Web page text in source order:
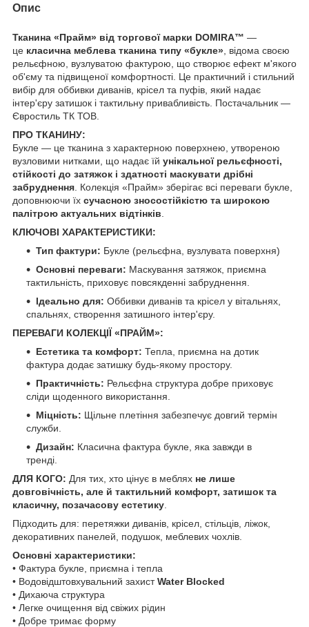
Опис
Тканина «Прайм» від торгової марки DOMIRA™ —
це класична меблева тканина типу «букле» , відома своєю
рельєфною, вузлуватою фактурою, що створює ефект м'якого
об'єму та підвищеної комфортності. Це практичний і стильний
вибір для оббивки диванів, крісел та пуфів, який надає
інтер'єру затишок і тактильну привабливість. Постачальник —
Євростиль ТК ТОВ.
ПРО ТКАНИНУ:
Букле — це тканина з характерною поверхнею, утвореною
вузловими нитками, що надає їй унікальної рельєфності,
стійкості до затяжок і здатності маскувати дрібні
забруднення . Колекція «Прайм» зберігає всі переваги букле,
доповнюючи їх сучасною зносостійкістю та широкою
палітрою актуальних відтінків
КЛЮЧОВІ ХАРАКТЕРИСТИКИ:
Тип фактури: Букле (рельєфна, вузлувата поверхня)
Основні переваги: Маскування затяжок, приємна
тактильність, приховує повсякденні забруднення.
Ідеально для: Оббивки диванів та крісел у вітальнях,
спальнях, створення затишного інтер'єру.
ПЕРЕВАГИ КОЛЕКЦІЇ «ПРАЙМ»:
Естетика та комфорт: Тепла, приємна на дотик
фактура додає затишку будь-якому простору.
Практичність: Рельєфна структура добре приховує
сліди щоденного використання.
Міцність: Щільне плетіння забезпечує довгий термін
служби.
Дизайн: Класична фактура букле, яка завжди в
тренді.
ДЛЯ КОГО: Для тих, хто цінує в меблях не лише
довговічність, але й тактильний комфорт, затишок та
класичну, позачасову естетику
Підходить для: перетяжки диванів, крісел, стільців, ліжок,
декоративних панелей, подушок, меблевих чохлів.
Основні характеристики:
• Фактура букле, приємна і тепла
• Водовідштовхувальний захистWater Blocked
• Дихаюча структура
• Легке очищення від свіжих рідин
• Добре тримає форму